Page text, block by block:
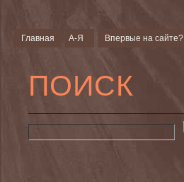
Главная А-Я Впервые на сайте?
ПОИСК